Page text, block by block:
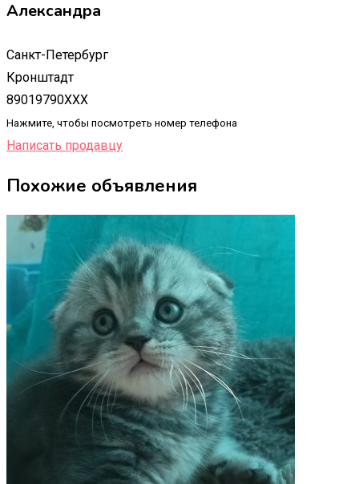
Александра
Санкт-Петербург
Кронштадт
89019790XXX
Нажмите, чтобы посмотреть номер телефона
Написать продавцу
Похожие объявления